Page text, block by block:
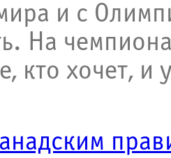
и с
На
кто хочет,